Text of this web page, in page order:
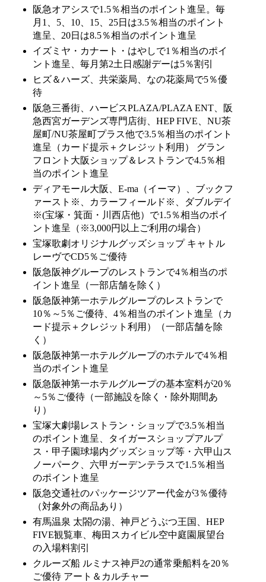
阪急オアシスで1.5％相当のポイント進呈。毎
月1、5、10、15、25日は3.5％相当のポイント
進呈、20日は8.5％相当のポイント進呈
イズミヤ・カナート・はやしで1％相当のポイ
ント進呈、毎月第2土日感謝デーは5％割引
ヒズ＆ハーズ、共栄薬局、なの花薬局で5％優
待
阪急三番街、ハービスPLAZA/PLAZA ENT、阪
急西宮ガーデンズ専門店街、HEP FIVE、NU茶
屋町/NU茶屋町プラス他で3.5％相当のポイント
進呈（カード提示＋クレジット利用） グラン
フロント大阪ショップ＆レストランで4.5％相
当のポイント進呈
ディアモール大阪、E-ma（イーマ）、ブックフ
ァースト※、カラーフィールド※、ダブルデイ
※(宝塚・箕面・川西店他）で1.5％相当のポイ
ント進呈（※3,000円以上ご利用の場合）
宝塚歌劇オリジナルグッズショップ キャトル
レーヴでCD5％ご優待
阪急阪神グループのレストランで4％相当のポ
イント進呈（一部店舗を除く）
阪急阪神第一ホテルグループのレストランで
10％～5％ご優待、4％相当のポイント進呈（カ
ード提示＋クレジット利用）（一部店舗を除
く）
阪急阪神第一ホテルグループのホテルで4％相
当のポイント進呈
阪急阪神第一ホテルグループの基本室料が20％
～5％ご優待（一部施設を除く・除外期間あ
り）
宝塚大劇場レストラン・ショップで3.5％相当
のポイント進呈、タイガースショップアルプ
ス・甲子園球場内グッズショップ等・六甲山ス
ノーパーク、六甲ガーデンテラスで1.5％相当
のポイント進呈
阪急交通社のパッケージツアー代金が3％優待
（対象外の商品あり）
有馬温泉 太閤の湯、神戸どうぶつ王国、HEP
FIVE観覧車、梅田スカイビル空中庭園展望台
の入場料割引
クルーズ船 ルミナス神戸2の通常乗船料を20％
ご優待 アート＆カルチャー